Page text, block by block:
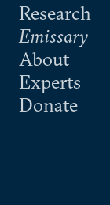
Research
Emissary
About
Experts
Donate